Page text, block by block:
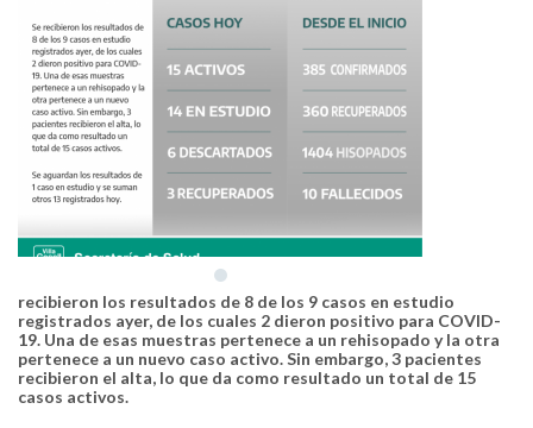
recibieron los resultados de 8 de los 9 casos en estudio
registrados ayer, de los cuales 2 dieron positivo para COVID-
19. Una de esas muestras pertenece a un rehisopado y la otra
pertenece a un nuevo caso activo. Sin embargo, 3 pacientes
recibieron el alta, lo que da como resultado un total de 15
casos activos.